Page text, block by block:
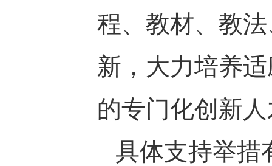
程、教材、教
新，大力培养
的专门化创新
具体支持举措